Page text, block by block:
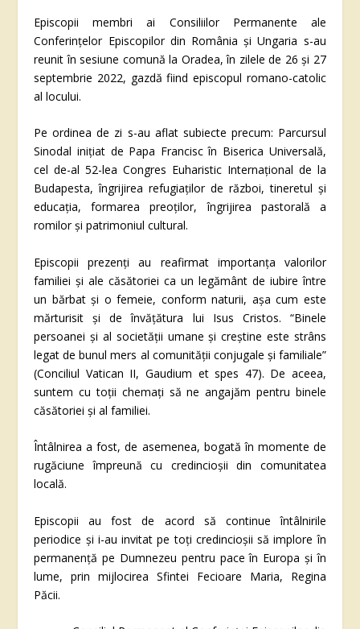
Episcopii membri ai Consiliilor Permanente ale
Conferinţelor Episcopilor din România şi Ungaria s-au
reunit în sesiune comună la Oradea, în zilele de 26 şi 27
septembrie 2022, gazdă fiind episcopul romano-catolic
al locului.
Pe ordinea de zi s-au aflat subiecte precum: Parcursul
Sinodal iniţiat de Papa Francisc în Biserica Universală,
cel de-al 52-lea Congres Euharistic Internaţional de la
Budapesta, îngrijirea refugiaţilor de război, tineretul şi
educaţia, formarea preoţilor, îngrijirea pastorală a
romilor şi patrimoniul cultural.
Episcopii prezenţi au reafirmat importanţa valorilor
familiei şi ale căsătoriei ca un legământ de iubire între
un bărbat şi o femeie, conform naturii, aşa cum este
mărturisit şi de învăţătura lui Isus Cristos. “Binele
persoanei şi al societăţii umane şi creştine este strâns
legat de bunul mers al comunităţii conjugale şi familiale”
(Conciliul Vatican II, Gaudium et spes 47). De aceea,
suntem cu toţii chemaţi să ne angajăm pentru binele
căsătoriei şi al familiei.
Întâlnirea a fost, de asemenea, bogată în momente de
rugăciune împreună cu credincioşii din comunitatea
locală.
Episcopii au fost de acord să continue întâlnirile
periodice şi i-au invitat pe toţi credincioşii să implore în
permanenţă pe Dumnezeu pentru pace în Europa şi în
lume, prin mijlocirea Sfintei Fecioare Maria, Regina
Păcii.